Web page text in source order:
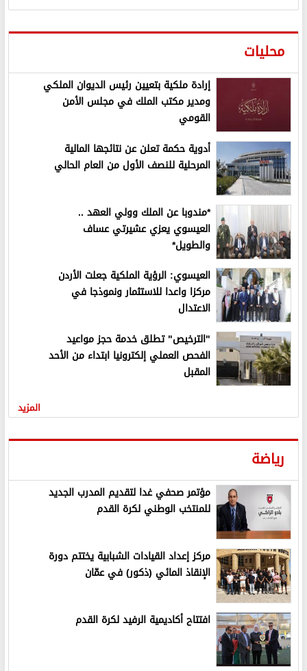
محليات
إرادة ملكية بتعيين رئيس الديوان الملكي
ومدير مكتب الملك في مجلس الأمن
القومي
أدوية حكمة تعلن عن نتائجها المالية
المرحلية للنصف الأول من العام الحالي
*مندوبا عن الملك وولي العهد ..
العيسوي يعزي عشيرتي عساف
والطويل*
العيسوي: الرؤية الملكية جعلت الأردن
مركزا واعدا للاستثمار ونموذجا في
الاعتدال
"الترخيص" تطلق خدمة حجز مواعيد
الفحص العملي إلكترونيا ابتداء من الأحد
المقبل
المزيد
رياضة
مؤتمر صحفي غدا لتقديم المدرب الجديد
للمنتخب الوطني لكرة القدم
مركز إعداد القيادات الشبابية يختتم دورة
الإنقاذ المائي (ذكور) في عمّان
افتتاح أكاديمية الرفيد لكرة القدم